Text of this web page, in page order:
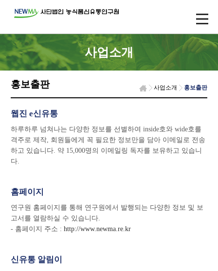
사업소개
홍보출판 사업소개 홍보출판
웹진 e신유통
하루하루 넘쳐나는 다양한 정보를 선별하여 inside호와 wide호를
격주로 제작, 회원들에게 꼭 필요한 정보만을 담아 이메일로 전송
하고 있습니다. 약 15,000명의 이메일링 독자를 보유하고 있습니
다.
홈페이지
연구원 홈페이지를 통해 연구원에서 발행되는 다양한 정보 및 보
고서를 열람하실 수 있습니다.
- 홈페이지 주소 :http://www.newma.re.kr
신유통 알림이